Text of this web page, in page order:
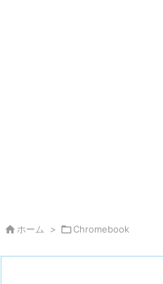
 ホーム > Chromebook